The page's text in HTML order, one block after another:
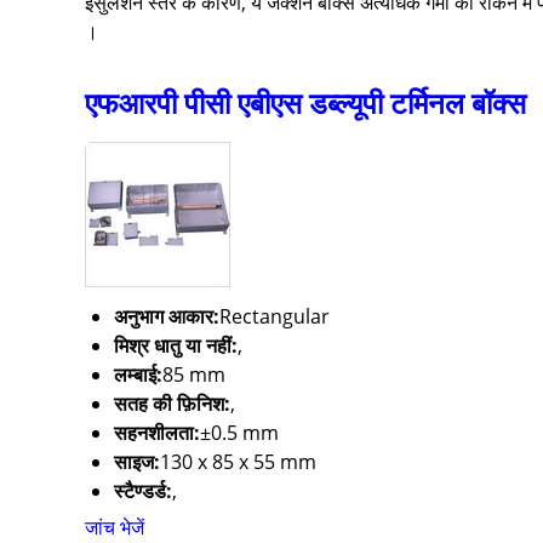
।
एफआरपी पीसी एबीएस डब्ल्यूपी टर्मिनल बॉक्स
अनुभाग आकार:Rectangular
मिश्र धातु या नहीं:,
लम्बाई:85 mm
सतह की फ़िनिश:,
सहनशीलता:±0.5 mm
साइज:130 x 85 x 55 mm
स्टैण्डर्ड:,
जांच भेजें